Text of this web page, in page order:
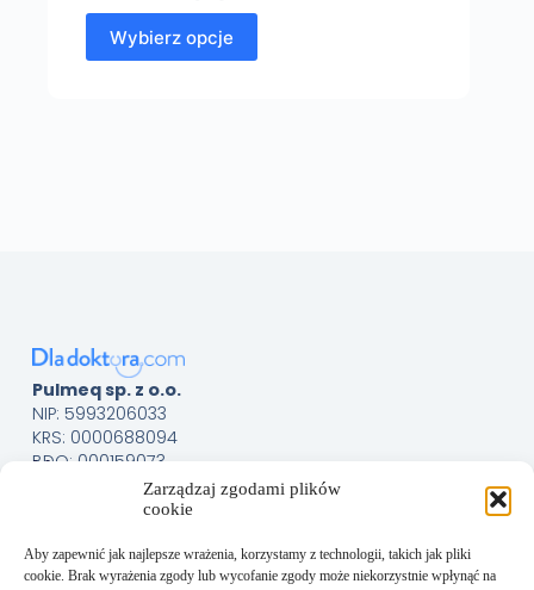
Zarządzaj zgodami plików
cookie
Aby zapewnić jak najlepsze wrażenia, korzystamy z technologii, takich jak pliki
cookie. Brak wyrażenia zgody lub wycofanie zgody może niekorzystnie wpłynąć na
Wybierz opcje
Pulmeq sp. z o.o.
NIP: 5993206033
KRS: 0000688094
BDO: 000159073
Menu
Kontakt
Obsługa Klienta